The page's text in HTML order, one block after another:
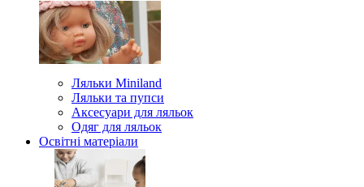
Ляльки Miniland
Ляльки та пупси
Аксесуари для ляльок
Одяг для ляльок
Освітні матеріали